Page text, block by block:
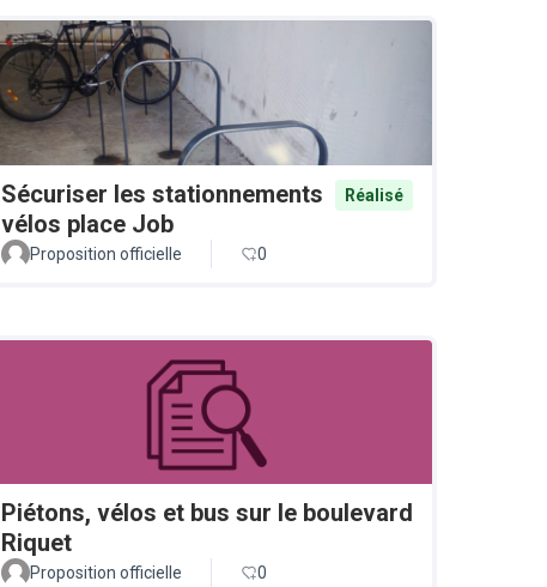
Sécuriser les stationnements
vélos place Job
Réalisé
Proposition officielle 0
Piétons, vélos et bus sur le boulevard
Riquet
Proposition officielle 0